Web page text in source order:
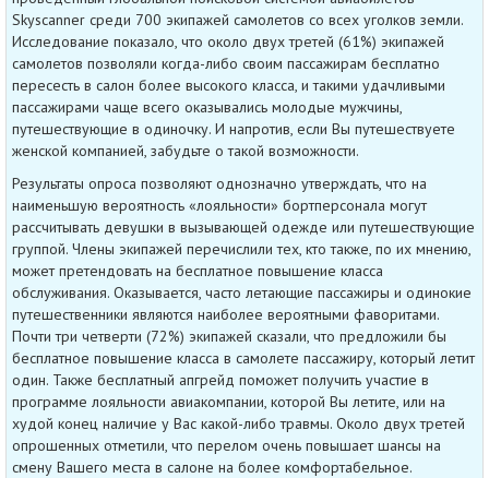
Skyscanner среди 700 экипажей самолетов со всех уголков земли.
Исследование показало, что около двух третей (61%) экипажей
самолетов позволяли когда-либо своим пассажирам бесплатно
пересесть в салон более высокого класса, и такими удачливыми
пассажирами чаще всего оказывались молодые мужчины,
путешествующие в одиночку. И напротив, если Вы путешествуете
женской компанией, забудьте о такой возможности.
Результаты опроса позволяют однозначно утверждать, что на
наименьшую вероятность «лояльности» бортперсонала могут
рассчитывать девушки в вызывающей одежде или путешествующие
группой. Члены экипажей перечислили тех, кто также, по их мнению,
может претендовать на бесплатное повышение класса
обслуживания. Оказывается, часто летающие пассажиры и одинокие
путешественники являются наиболее вероятными фаворитами.
Почти три четверти (72%) экипажей сказали, что предложили бы
бесплатное повышение класса в самолете пассажиру, который летит
один. Также бесплатный апгрейд поможет получить участие в
программе лояльности авиакомпании, которой Вы летите, или на
худой конец наличие у Вас какой-либо травмы. Около двух третей
опрошенных отметили, что перелом очень повышает шансы на
смену Вашего места в салоне на более комфортабельное.